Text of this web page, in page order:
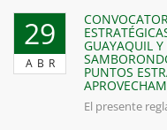
29
ABR
GUAYAQUIL
PUNTOS
El presente